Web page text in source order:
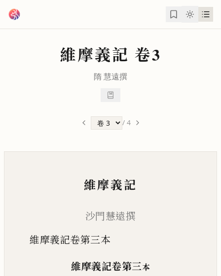
維摩義記 卷3
隋慧遠撰
/ 4
維摩義記
沙門慧遠撰
維摩義記卷第三本
維摩義記卷第三本